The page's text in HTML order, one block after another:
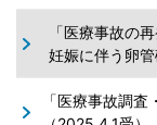
「医療事故の
妊娠に伴う卵
「医療事故調